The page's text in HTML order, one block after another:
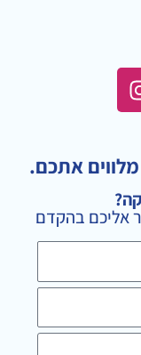
I
n
s
a
g
r
a
אתכם.
אליכם בהקדם